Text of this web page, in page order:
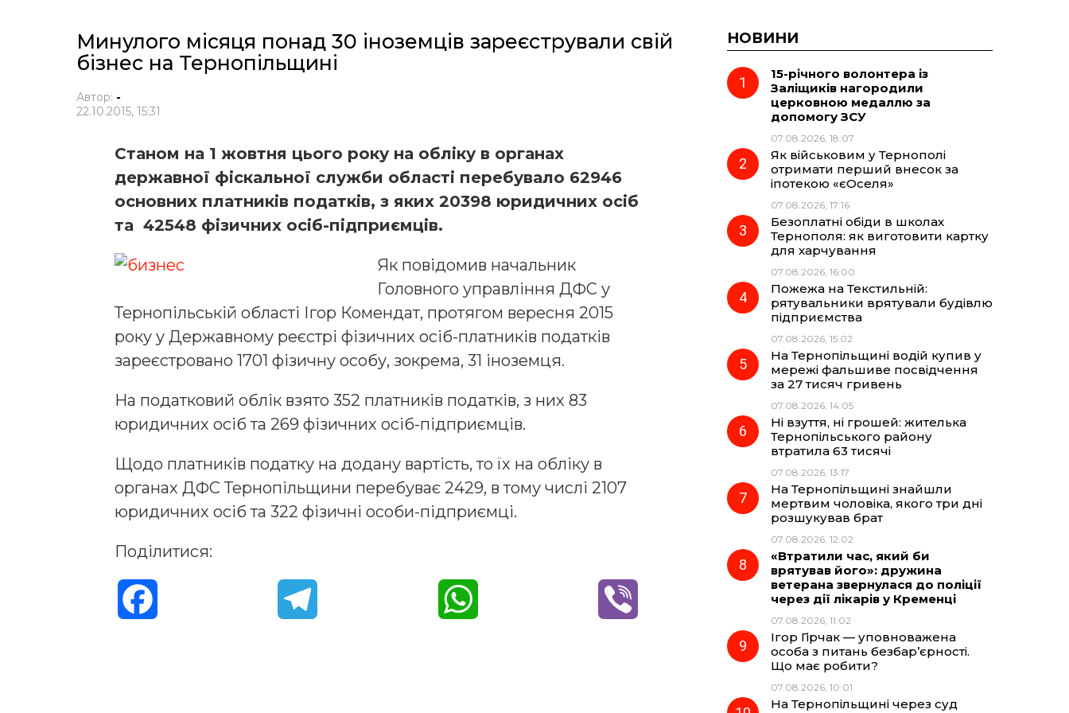
Минулого місяця понад 30 іноземців зареєстрували свій
бізнес на Тернопільщині
Автор: -
22.10.2015, 15:31
Станом на 1 жовтня цього року на обліку в органах
державної фіскальної служби області перебувало 62946
основних платників податків, з яких 20398 юридичних осіб
та 42548 фізичних осіб-підприємців.
Як повідомив начальник
Головного управління ДФС у
Тернопільській області Ігор Комендат, протягом вересня 2015
року у Державному реєстрі фізичних осіб-платників податків
зареєстровано 1701 фізичну особу, зокрема, 31 іноземця.
На податковий облік взято 352 платників податків, з них 83
юридичних осіб та 269 фізичних осіб-підприємців.
Щодо платників податку на додану вартість, то їх на обліку в
органах ДФС Тернопільщини перебуває 2429, в тому числі 2107
юридичних осіб та 322 фізичні особи-підприємці.
Поділитися:
НОВИНИ
15-річного волонтера із
Заліщиків нагородили
церковною медаллю за
допомогу ЗСУ
07.08.2026, 18:07
Як військовим у Тернополі
отримати перший внесок за
іпотекою «єОселя»
07.08.2026, 17:16
Безоплатні обіди в школах
Тернополя: як виготовити картку
для харчування
07.08.2026, 16:00
Пожежа на Текстильній:
рятувальники врятували будівлю
підприємства
07.08.2026, 15:02
На Тернопільщині водій купив у
мережі фальшиве посвідчення
за 27 тисяч гривень
07.08.2026, 14:05
Ні взуття, ні грошей: жителька
Тернопільського району
втратила 63 тисячі
07.08.2026, 13:17
На Тернопільщині знайшли
мертвим чоловіка, якого три дні
розшукував брат
07.08.2026, 12:02
«Втратили час, який би
врятував його»: дружина
ветерана звернулася до поліції
через дії лікарів у Кременці
07.08.2026, 11:02
Ігор Гірчак — уповноважена
особа з питань безбар’єрності.
Що має робити?
07.08.2026, 10:01
На Тернопільщині через суд